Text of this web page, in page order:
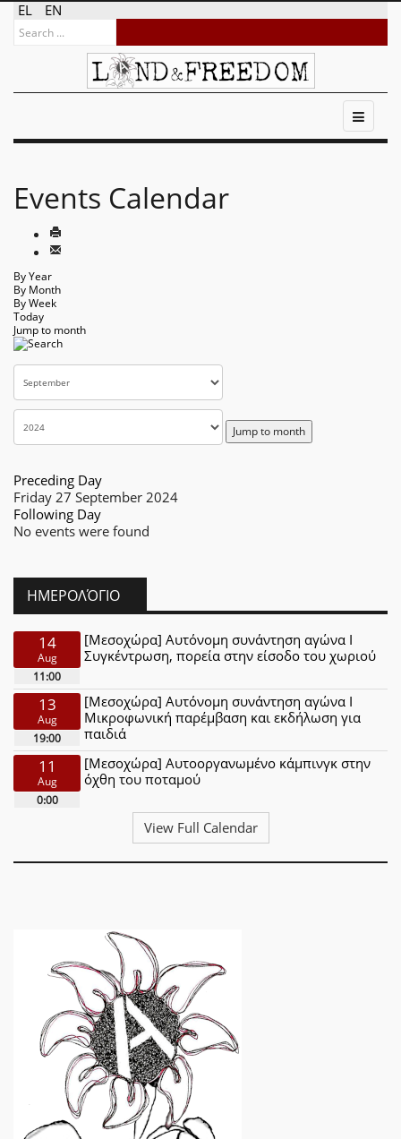
EL EN
Events Calendar
By Year
By Month
By Week
Today
Jump to month
Jump to month
Preceding Day
Friday 27 September 2024
Following Day
No events were found
ΗΜΕΡΟΛΌΓΙΟ
14
Aug
11:00
[Μεσοχώρα] Αυτόνομη συνάντηση αγώνα Ι
Συγκέντρωση, πορεία στην είσοδο του χωριού
13
Aug
19:00
[Μεσοχώρα] Αυτόνομη συνάντηση αγώνα Ι
Μικροφωνική παρέμβαση και εκδήλωση για
παιδιά
11
Aug
0:00
[Μεσοχώρα] Αυτοοργανωμένο κάμπινγκ στην
όχθη του ποταμού
View Full Calendar